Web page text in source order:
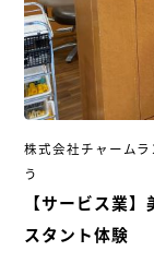
株式会社チャーム
う
【サービス業
スタント体験